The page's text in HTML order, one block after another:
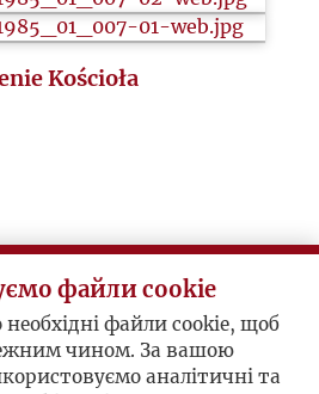
Kościoła
filozofa, krytykujący
komunizmu i
Przedruk z
файли cookie
файли cookie, щоб
чином. За вашою
аналітичні та